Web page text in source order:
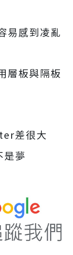
易感到凌亂
層板與隔板
差很大
是夢